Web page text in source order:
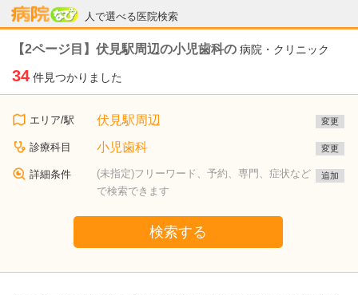
人で選べる医院検索
病院なび
【2ページ目】伏見駅周辺の小児歯科の 病院・クリニック
34 件見つかりました
エリア/駅 伏見駅周辺 変更
診療科目 小児歯科 変更
詳細条件
(未指定)フリーワード、予約、専門、症状など
で検索できます
追加
検索する